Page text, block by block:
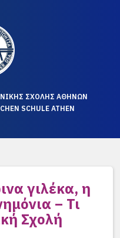
ΣΧΟΛΗΣ ΑΘΗΝΩΝ
SCHULE ATHEN
γιλέκα, η
– Τι
Σχολή